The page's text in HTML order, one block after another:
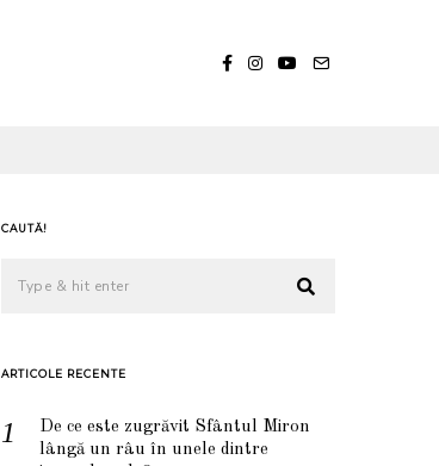
CAUTĂ!
ARTICOLE RECENTE
De ce este zugrăvit Sfântul Miron
lângă un râu în unele dintre